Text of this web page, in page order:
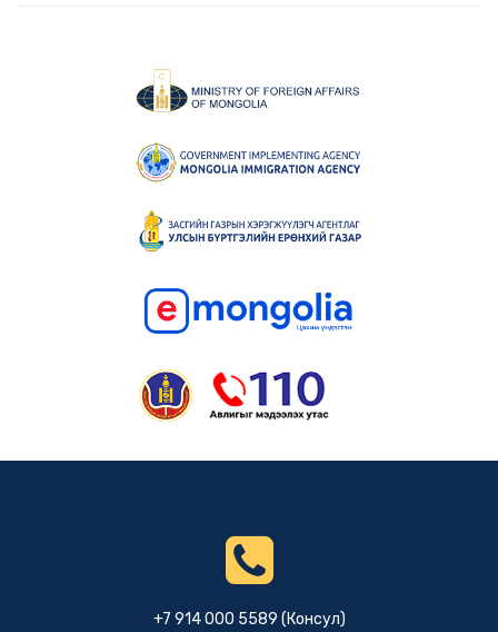
+7 914 000 5589 (Консул)